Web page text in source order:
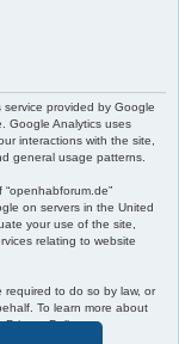
service provided by Google
Google Analytics uses
interactions with the site,
general usage patterns.
on servers in the United
your use of the site,
relating to website
required to do so by law, or
To learn more about
Privacy Policy at: